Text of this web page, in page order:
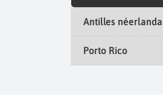
Antilles
Porto Rico